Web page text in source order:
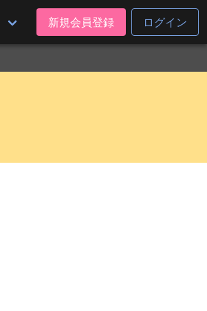
新規会員登録 ログイン